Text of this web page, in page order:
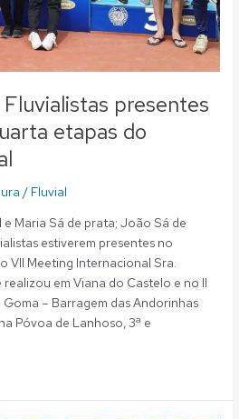
presentes
etapas do
/ Fluvial
Maria Sá de prata; João Sá de
estiverem presentes no
VII Meeting Internacional Sra.
realizou em Viana do Castelo e no II
– Barragem das Andorinhas
Póvoa de Lanhoso, 3ª e